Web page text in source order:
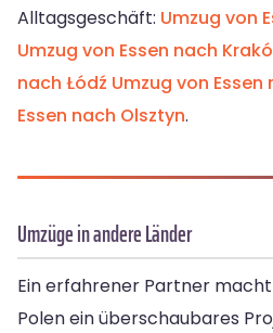
Alltagsgeschäft: Umzug von
Umzug von Essen nach
nach Łódź Umzug von Essen
Essen nach Olsztyn.
Umzüge in andere Länder
Ein erfahrener Partner
Polen ein überschaubares